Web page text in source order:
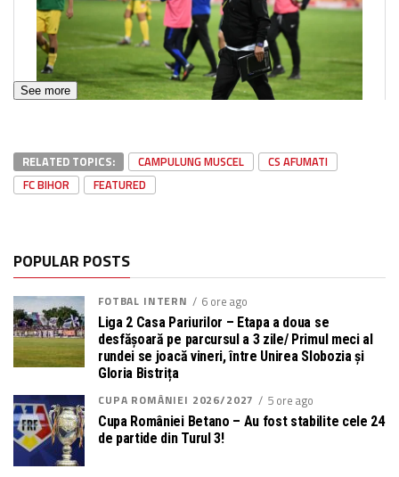
See more
RELATED TOPICS: CAMPULUNG MUSCEL
CS AFUMATI
FC BIHOR
FEATURED
POPULAR POSTS
FOTBAL INTERN 6 ore ago
Liga 2 Casa Pariurilor – Etapa a doua se
desfășoară pe parcursul a 3 zile/ Primul meci al
rundei se joacă vineri, între Unirea Slobozia și
Gloria Bistrița
CUPA ROMÂNIEI 2026/2027
5 ore ago
Cupa României Betano – Au fost stabilite cele 24
de partide din Turul 3!